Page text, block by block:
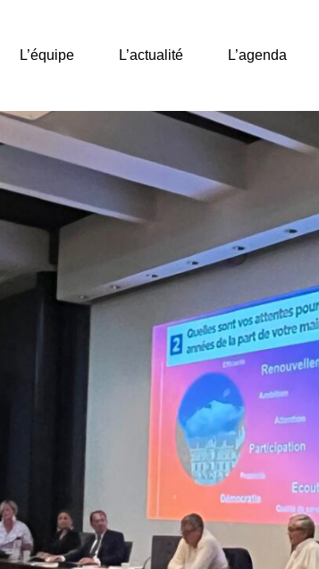
L’équipe L’actualité L’agenda